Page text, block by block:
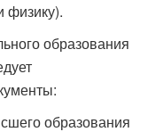
физику).
образования
образования